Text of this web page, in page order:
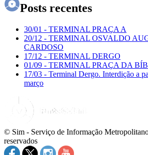
Posts recentes
30/01 - TERMINAL PRAÇA A
20/12 - TERMINAL OSVALDO
CARDOSO
17/12 - TERMINAL DERGO
01/09 - TERMINAL PRAÇA DA
17/03 - Terminal Dergo. Interdição a
março
© Sim - Serviço de Informação
reservados